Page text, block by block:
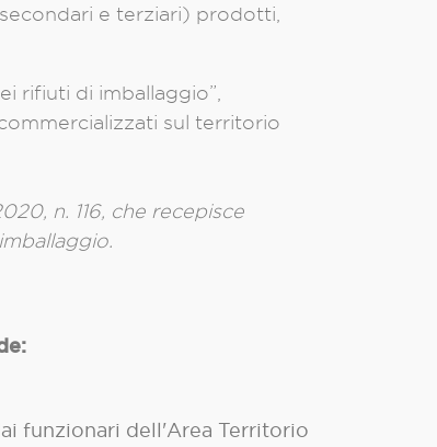
e terziari) prodotti,
rifiuti di imballaggio”,
sul territorio
n. 116, che recepisce
funzionari dell'Area Territorio